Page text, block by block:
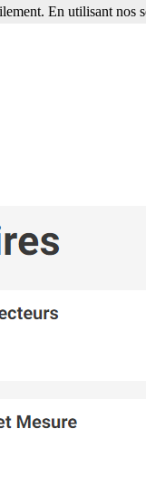
En utilisant